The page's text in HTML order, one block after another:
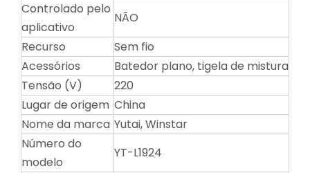
Controlado pelo
aplicativo
NÃO
Recurso
Sem fio
Acessórios
Batedor plano, tigela de mistura
Tensão (V)
220
Lugar de origem China
Nome da marca Yutai, Winstar
Número do
modelo
YT-L1924